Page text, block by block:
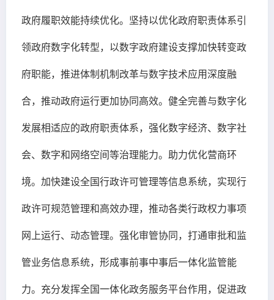
政府履职效能持续优化。坚持以优化政府职责体系引
领政府数字化转型，以数字政府建设支撑加快转变政
府职能，推进体制机制改革与数字技术应用深度融
合，推动政府运行更加协同高效。健全完善与数字化
发展相适应的政府职责体系，强化数字经济、数字社
会、数字和网络空间等治理能力。助力优化营商环
境。加快建设全国行政许可管理等信息系统，实现行
政许可规范管理和高效办理，推动各类行政权力事项
网上运行、动态管理。强化审管协同，打通审批和监
管业务信息系统，形成事前事中事后一体化监管能
力。充分发挥全国一体化政务服务平台作用，促进政